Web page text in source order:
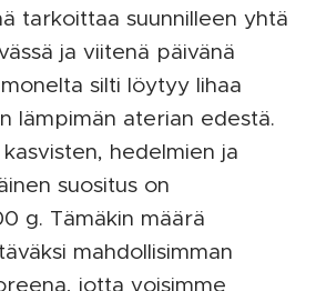
tarkoittaa suunnilleen yhtä
ja viitenä päivänä
silti löytyy lihaa
lämpimän aterian edestä.
hedelmien ja
suositus on
g. Tämäkin määrä
mahdollisimman
jotta voisimme